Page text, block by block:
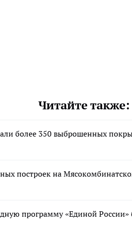
Читайте также:
более 350 выброшенных
построек на
программу «Единой России»